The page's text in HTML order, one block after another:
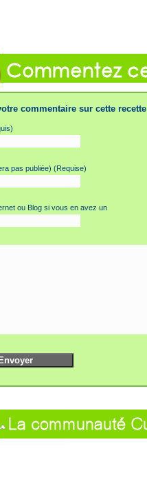
commentaire sur cette recette
pas publiée) (Requise)
ou Blog si vous en avez un